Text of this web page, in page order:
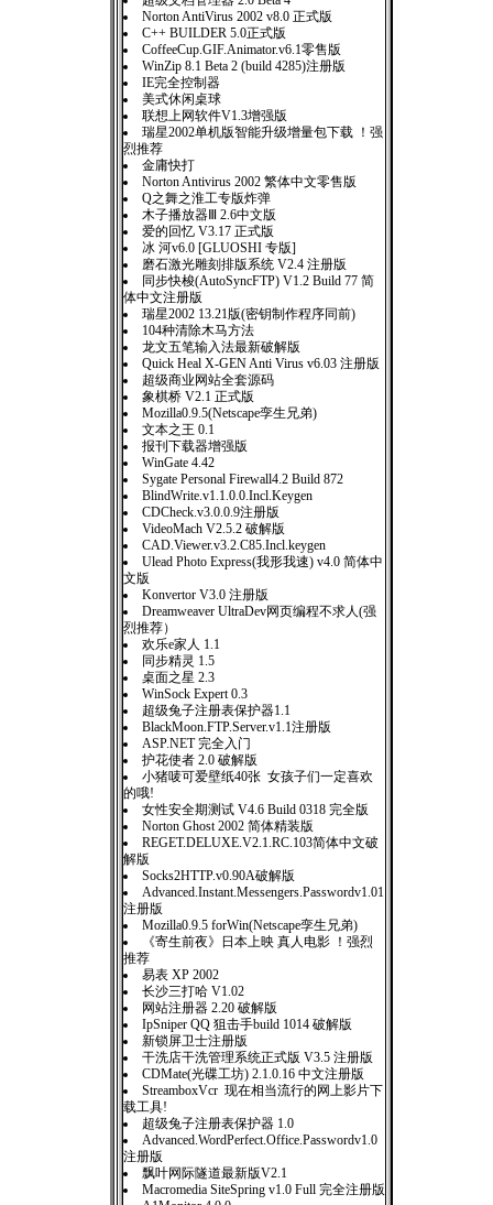
Norton AntiVirus 2002 v8.0 正式版
C++ BUILDER 5.0正式版
CoffeeCup.GIF.Animator.v6.1零售版
WinZip 8.1 Beta 2 (build 4285)注册版
IE完全控制器
美式休闲桌球
联想上网软件V1.3增强版
瑞星2002单机版智能升级增量包下载 ！强
烈推荐
金庸快打
Norton Antivirus 2002 繁体中文零售版
Q之舞之淮工专版炸弹
木子播放器Ⅲ 2.6中文版
爱的回忆 V3.17 正式版
冰 河v6.0 [GLUOSHI 专版]
磨石激光雕刻排版系统 V2.4 注册版
同步快梭(AutoSyncFTP) V1.2 Build 77 简
体中文注册版
瑞星2002 13.21版(密钥制作程序同前)
104种清除木马方法
龙文五笔输入法最新破解版
Quick Heal X-GEN Anti Virus v6.03 注册版
超级商业网站全套源码
象棋桥 V2.1 正式版
Mozilla0.9.5(Netscape孪生兄弟)
文本之王 0.1
报刊下载器增强版
WinGate 4.42
Sygate Personal Firewall4.2 Build 872
BlindWrite.v1.1.0.0.Incl.Keygen
CDCheck.v3.0.0.9注册版
VideoMach V2.5.2 破解版
CAD.Viewer.v3.2.C85.Incl.keygen
Ulead Photo Express(我形我速) v4.0 简体中
文版
Konvertor V3.0 注册版
Dreamweaver UltraDev网页编程不求人(强
烈推荐）
欢乐e家人 1.1
同步精灵 1.5
桌面之星 2.3
WinSock Expert 0.3
超级兔子注册表保护器1.1
BlackMoon.FTP.Server.v1.1注册版
ASP.NET 完全入门
护花使者 2.0 破解版
小猪唛可爱壁纸40张 女孩子们一定喜欢
的哦!
女性安全期测试 V4.6 Build 0318 完全版
Norton Ghost 2002 简体精装版
REGET.DELUXE.V2.1.RC.103简体中文破
解版
Socks2HTTP.v0.90A破解版
Advanced.Instant.Messengers.Passwordv1.01
注册版
Mozilla0.9.5 forWin(Netscape孪生兄弟)
《寄生前夜》日本上映 真人电影 ！强烈
推荐
易表 XP 2002
长沙三打哈 V1.02
网站注册器 2.20 破解版
IpSniper QQ 狙击手build 1014 破解版
新锁屏卫士注册版
干洗店干洗管理系统正式版 V3.5 注册版
CDMate(光碟工坊) 2.1.0.16 中文注册版
StreamboxVcr 现在相当流行的网上影片下
载工具!
超级兔子注册表保护器 1.0
Advanced.WordPerfect.Office.Passwordv1.0
注册版
飘叶网际隧道最新版V2.1
Macromedia SiteSpring v1.0 Full 完全注册版